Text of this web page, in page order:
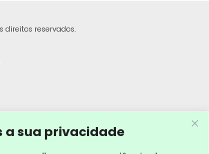
a sua privacidade
direitos reservados.